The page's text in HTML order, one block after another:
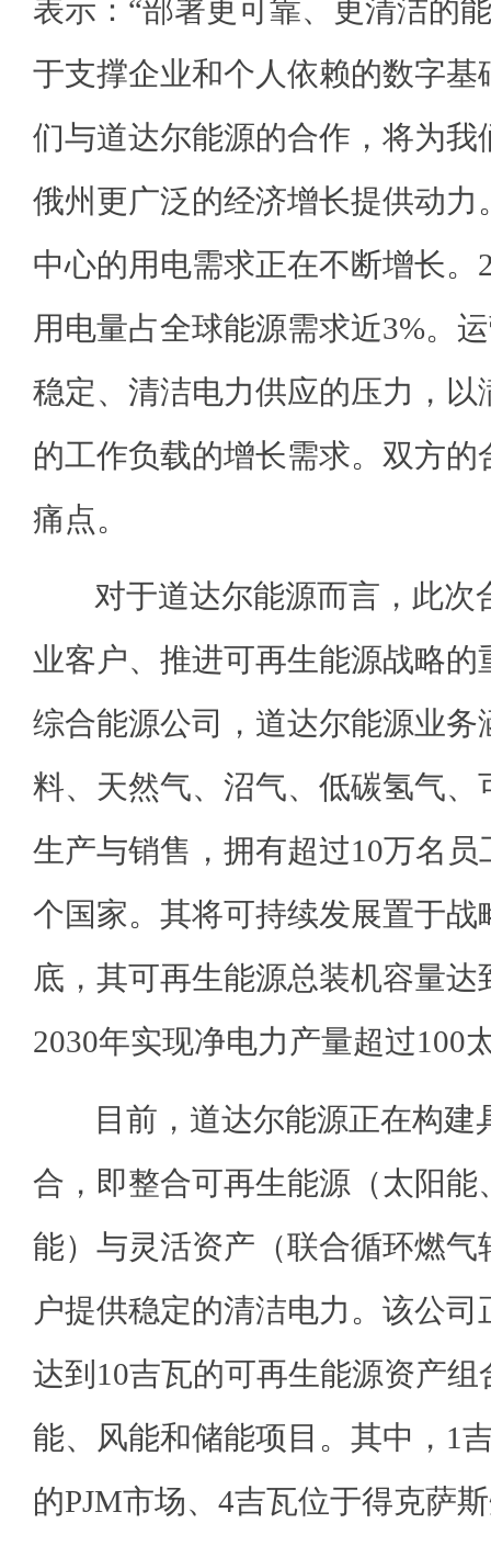
表示：“部署更可靠、更清洁的
于支撑企业和个人依赖的数字基
们与道达尔能源的合作，将为我
俄州更广泛的经济增长提供动力
中心的用电需求正在不断增长。
用电量占全球能源需求近3%。
稳定、清洁电力供应的压力，以
的工作负载的增长需求。双方
痛点。
对于道达尔能源而言，此次
业客户、推进可再生能源战略
综合能源公司，道达尔能源业务
料、天然气、沼气、低碳氢气、
生产与销售，拥有超过10万名员
个国家。其将可持续发展置于战
底，其可再生能源总装机容量达
2030年实现净电力产量超过100
目前，道达尔能源正在构建
合，即整合可再生能源（太阳能
能）与灵活资产（联合循环燃气
户提供稳定的清洁电力。该公
达到10吉瓦的可再生能源资产
能、风能和储能项目。其中，1
的PJM市场、4吉瓦位于得克萨